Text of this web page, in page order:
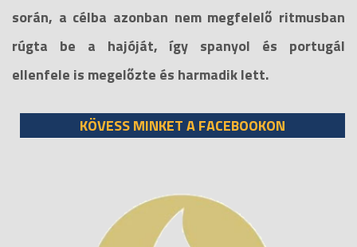
során, a célba azonban nem megfelelő ritmusban
rúgta be a hajóját, így spanyol és portugál
ellenfele is megelőzte és harmadik lett.
KÖVESS MINKET A FACEBOOKON